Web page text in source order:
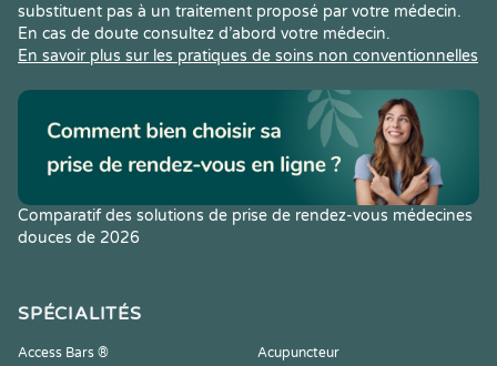
substituent pas à un traitement proposé par votre médecin.
En cas de doute consultez d’abord votre médecin.
En savoir plus sur les pratiques de soins non conventionnelles
Comparatif des solutions de prise de rendez-vous médecines
douces de 2026
SPÉCIALITÉS
Access Bars ®
Acupuncteur